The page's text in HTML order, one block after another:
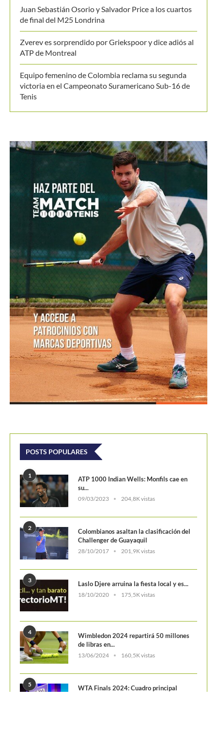
Juan Sebastián Osorio y Salvador Price a los cuartos
de final del M25 Londrina
Zverev es sorprendido por Griekspoor y dice adiós al
ATP de Montreal
Equipo femenino de Colombia reclama su segunda
victoria en el Campeonato Suramericano Sub-16 de
Tenis
POSTS POPULARES
1
ATP 1000 Indian Wells: Monfils cae en
su...
09/03/2023 204,8K vistas
2
Colombianos asaltan la clasificación del
Challenger de Guayaquil
28/10/2017 201,9K vistas
3 Laslo Djere arruina la fiesta local y es...
18/10/2020 175,5K vistas
4
Wimbledon 2024 repartirá 50 millones
de libras en...
13/06/2024 160,5K vistas
5 WTA Finals 2024: Cuadro principal